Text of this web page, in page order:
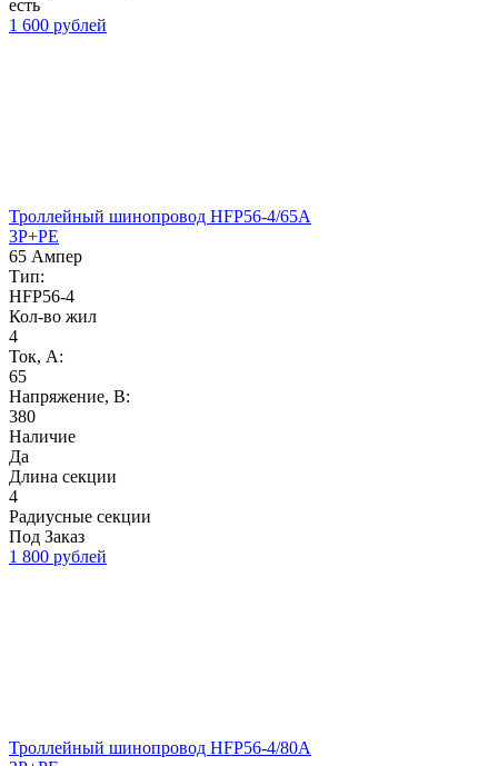
есть
1 600 рублей
Троллейный шинопровод HFP56-4/65A
3P+PE
65 Ампер
Тип:
HFP56-4
Кол-во жил
4
Ток, А:
65
Напряжение, B:
380
Наличие
Да
Длина секции
4
Радиусные секции
Под Заказ
1 800 рублей
Троллейный шинопровод HFP56-4/80A